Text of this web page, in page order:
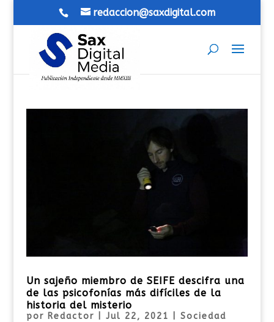
redaccion@saxdigital.com
Un sajeño miembro de SEIFE descifra una
de las psicofonías más difíciles de la
historia del misterio
por Redactor Jul 22, 2021 Sociedad